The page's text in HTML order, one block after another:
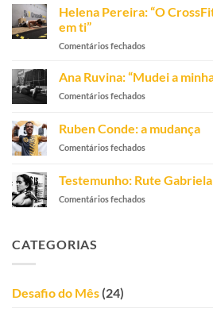
Serafim:
Na
pela
Helena Pereira: “O
em ti”
Comentários fechadosem
Pereira:
CrossFit
com
acredites
ti”
Ana Ruvina: “Mudei a
Comentários fechadosem
“Mudei
a
vida”
Ruben Conde: a mudança
Comentários fechadosem
a
mudança
Testemunho: Rute
Comentários fechadosem
CATEGORIAS
Desafio do Mês (24)